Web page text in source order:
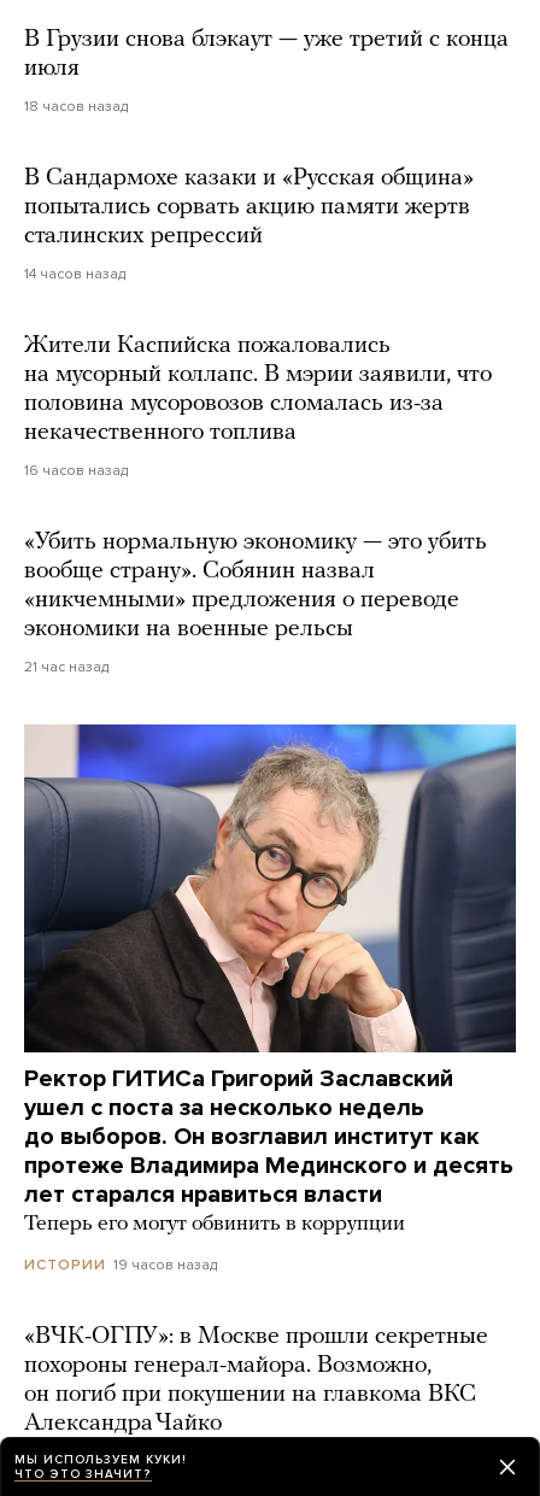
В Грузии снова блэкаут — уже третий с конца
июля
18 часов назад
В Сандармохе казаки и «Русская община»
попытались сорвать акцию памяти жертв
сталинских репрессий
14 часов назад
Жители Каспийска пожаловались
на мусорный коллапс. В мэрии заявили, что
половина мусоровозов сломалась из-за
некачественного топлива
16 часов назад
«Убить нормальную экономику — это убить
вообще страну». Собянин назвал
«никчемными» предложения о переводе
экономики на военные рельсы
21 час назад
Ректор ГИТИСа Григорий Заславский
ушел с поста за несколько недель
до выборов. Он возглавил институт как
протеже Владимира Мединского и десять
лет старался нравиться власти
Теперь его могут обвинить в коррупции
ИСТОРИИ 19 часов назад
«ВЧК-ОГПУ»: в Москве прошли секретные
похороны генерал-майора. Возможно,
он погиб при покушении на главкома ВКС
Александра Чайко
21 час назад
МЫ ИСПОЛЬЗУЕМ КУКИ!
ЧТО ЭТО ЗНАЧИТ?